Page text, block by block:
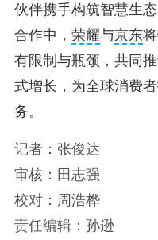
伙伴携手构筑智慧生
合作中， 荣耀与京东
有限制与瓶颈，共同
式增长，为全球消费
务。
记者：张俊达
审核：田志强
校对：周浩桦
责任编辑：孙逊